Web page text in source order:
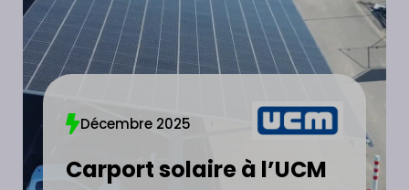
Décembre 2025
Carport solaire à l’UCM